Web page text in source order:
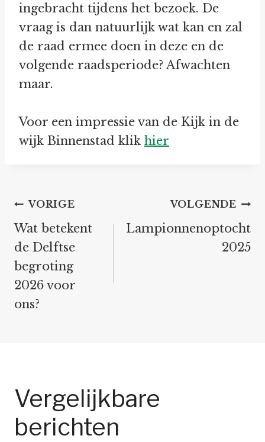
ingebracht tijdens het bezoek. De
vraag is dan natuurlijk wat kan en zal
de raad ermee doen in deze en de
volgende raadsperiode? Afwachten
maar.
Voor een impressie van de Kijk in de
wijk Binnenstad klik hier
Bericht
navigatie
VORIGE
Wat betekent
de Delftse
begroting
2026 voor
ons?
VOLGENDE
Lampionnenoptocht
2025
Vergelijkbare
berichten